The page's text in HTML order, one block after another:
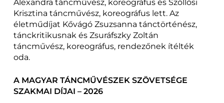
Alexandra táncművész, koreográfus és Szőllősi
Krisztina táncművész, koreográfus lett. Az
életműdíjat Kővágó Zsuzsanna tánctörténész,
tánckritikusnak és Zsuráfszky Zoltán
táncművész, koreográfus, rendezőnek ítélték
oda.
A MAGYAR TÁNCMŰVÉSZEK SZÖVETSÉGE
SZAKMAI DÍJAI – 2026